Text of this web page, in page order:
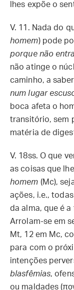
lhes expõe o
V. 11. Nada do
homem) pode
porque não
não atinge o
caminho, a
num lugar
boca afeta o
transitório, sem
matéria de
V. 18ss. O que
as coisas que
homem (Mc),
ações, i.e.,
da alma, que é
Arrolam-se em
Mt, 12 em Mc,
para com o
intenções
blasfêmias,
ou maldades